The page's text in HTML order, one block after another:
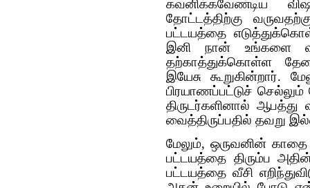
கவனிக்கவேண்டிய
தோட்டத்திற்கு
பட்டயத்தை
இனி நான் உங்களை
தற்காத்துக்கொள்ள
இயேசு கூறுகின்றார்.
பிரயாணப்பட்டுச் செல்லும்
திருடர்களினால் ஆபத்து
வைத்திருப்பதில் தவறு
மேலும், ஒருவனின்
பட்டயத்தை திரும்ப
பட்டயத்தை வீசி